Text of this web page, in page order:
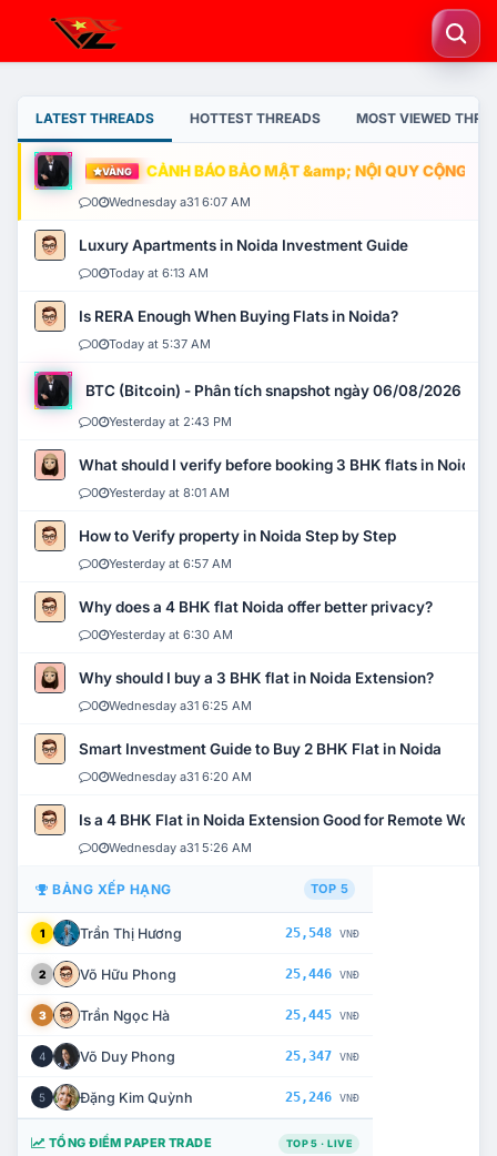
LATEST THREADS HOTTEST THREADS MOST VIEWED
VÀNG CẢNH BÁO BẢO MẬT &amp; NỘI QUY CỘNG
0 Wednesday a31 6:07 AM
Luxury Apartments in Noida Investment Guide
0 Today at 6:13 AM
Is RERA Enough When Buying Flats in Noida?
0 Today at 5:37 AM
BTC (Bitcoin) - Phân tích snapshot ngày 06/08/2026
0 Yesterday at 2:43 PM
What should I verify before booking 3 BHK flats in Noida?
0 Yesterday at 8:01 AM
How to Verify property in Noida Step by Step
0 Yesterday at 6:57 AM
Why does a 4 BHK flat Noida offer better privacy?
0 Yesterday at 6:30 AM
Why should I buy a 3 BHK flat in Noida Extension?
0 Wednesday a31 6:25 AM
Smart Investment Guide to Buy 2 BHK Flat in Noida
0 Wednesday a31 6:20 AM
Is a 4 BHK Flat in Noida Extension Good for Remote Work?
0 Wednesday a31 5:26 AM
BẢNG XẾP HẠNG TOP 5
1 Trần Thị Hương 25,548 VNĐ
2 Võ Hữu Phong 25,446 VNĐ
3 Trần Ngọc Hà 25,445 VNĐ
4 Võ Duy Phong 25,347 VNĐ
5 Đặng Kim Quỳnh 25,246 VNĐ
TỔNG ĐIỂM PAPER TRADE TOP 5 · LIVE